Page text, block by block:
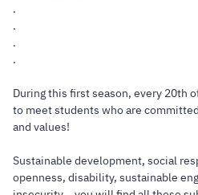
.
.
.
.
During this first season, every 20th
to meet students who are
and values!
Sustainable development, social
openness, disability, sustainable